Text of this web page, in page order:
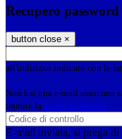
Recupero password
button close ×
all'indirizzo indicato con le
Non hai una e-mail associata
tramite la Login Spaggiari
E-mail inviata, si prega di